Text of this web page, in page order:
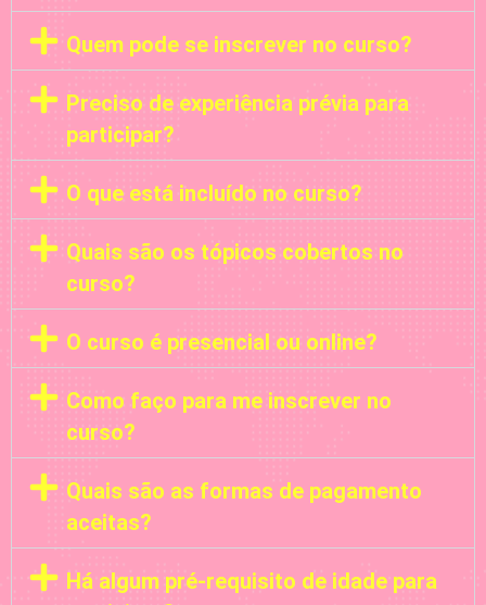
Quem pode se inscrever no curso?
Preciso de experiência prévia para
participar?
O que está incluído no curso?
Quais são os tópicos cobertos no
curso?
O curso é presencial ou online?
Como faço para me inscrever no
curso?
Quais são as formas de pagamento
aceitas?
Há algum pré-requisito de idade para